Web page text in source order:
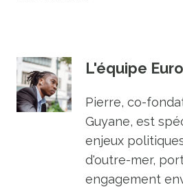
L'équipe
Pierre, co-
Guyane, est
enjeux
d'outre-mer,
engagement